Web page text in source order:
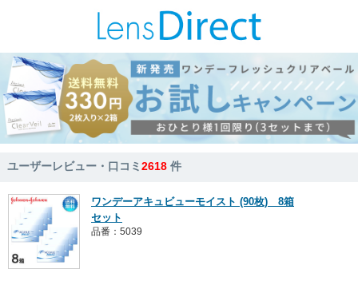
ユーザーレビュー・口コミ2618 件
ワンデーアキュビューモイスト (90枚) 8箱
セット
品番：5039